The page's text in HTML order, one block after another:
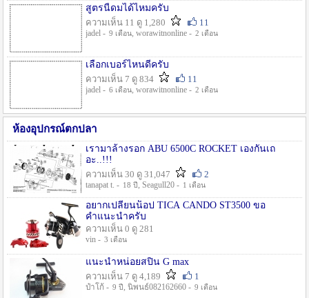
สูตรนี้ดมได้ไหมครับ
ความเห็น 11 ดู 1,280
11
jadel - 9 เดือน, worawitnonline - 2 เดือน
เลือกเบอร์ไหนดีครับ
ความเห็น 7 ดู 834
11
jadel - 6 เดือน, worawitnonline - 2 เดือน
ห้องอุปกรณ์ตกปลา
เรามาล้างรอก ABU 6500C ROCKET เองกันเถ
อะ..!!!
ความเห็น 30 ดู 31,047
2
tanapat t. - 18 ปี , Seagull20 - 1 เดือน
อยากเปลี่ยนน็อป TICA CANDO ST3500 ขอ
คำแนะนำครับ
ความเห็น 0 ดู 281
vin - 3 เดือน
แนะนำหน่อยสปิน G max
ความเห็น 7 ดู 4,189
1
ป๋าโก้ - 9 ปี , นิพนธ์082162660 - 9 เดือน